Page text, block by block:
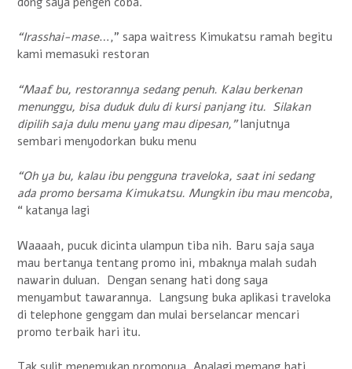
“Irasshai-mase…,” sapa waitress Kimukatsu ramah begitu
kami memasuki restoran
“Maaf bu, restorannya sedang penuh. Kalau berkenan
menunggu, bisa duduk dulu di kursi panjang itu. Silakan
dipilih saja dulu menu yang mau dipesan,”lanjutnya
sembari menyodorkan buku menu
“Oh ya bu, kalau ibu pengguna traveloka, saat ini sedang
ada promo bersama Kimukatsu. Mungkin ibu mau mencoba,
“ katanya lagi
Waaaah, pucuk dicinta ulampun tiba nih. Baru saja saya
mau bertanya tentang promo ini, mbaknya malah sudah
nawarin duluan. Dengan senang hati dong saya
menyambut tawarannya. Langsung buka aplikasi traveloka
di telephone genggam dan mulai berselancar mencari
promo terbaik hari itu.